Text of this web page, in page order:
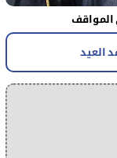
المواقف
العيد